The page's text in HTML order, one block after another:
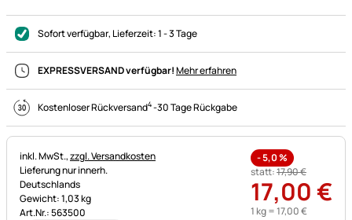
Sofort verfügbar, Lieferzeit:1 - 3 Tage
EXPRESSVERSAND verfügbar!Mehr erfahren
Kostenloser Rückversand4-30 Tage Rückgabe
Steuerhinweis:
inkl. MwSt.,zzgl. Versandkosten
Lieferung nur innerh.
Deutschlands
Gewicht: 1,03 kg
Art.Nr.: 563500
-5,0%
statt:17,90€
17,00 €
1 kg =17,00€